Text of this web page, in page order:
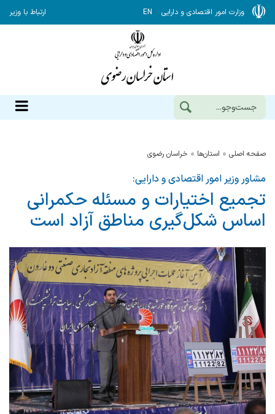
وزارت امور اقتصادی و دارایی EN ارتباط با وزیر
صفحه اصلی استان‌ها خراسان رضوي
مشاور وزیر امور اقتصادی و دارایی:
تجمیع اختیارات و مسئله حکمرانی
اساس شکل‌گیری مناطق آزاد است